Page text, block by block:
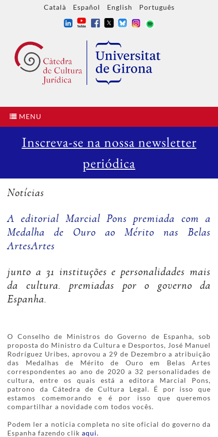
Català Español English Português
MENU
Inscreva-se na nossa newsletter
periódica
Notícias
A editorial Marcial Pons premiada com a
Medalha de Ouro ao Mérito nas Belas
ArtesArtes
junto a 31 instituções e personalidades mais
da cultura. premiadas por o governo da
Espanha.
O Conselho de Ministros do Governo de Espanha, sob
proposta do Ministro da Cultura e Desportos, José Manuel
Rodríguez Uribes, aprovou a 29 de Dezembro a atribuição
das Medalhas de Mérito de Ouro em Belas Artes
correspondentes ao ano de 2020 a 32 personalidades de
cultura, entre os quais está a editora Marcial Pons,
patrono da Cátedra de Cultura Legal. É por isso que
estamos comemorando e é por isso que queremos
compartilhar a novidade com todos vocês.
Podem ler a noticia completa no site oficial do governo da
Espanha fazendo clik aqui.